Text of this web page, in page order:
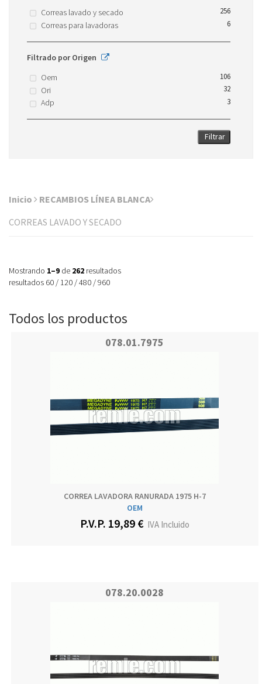
Correas lavado y secado
256
Correas para lavadoras 6
Filtrado por Origen
Oem
106
Ori 32
Adp 3
Filtrar
Inicio
RECAMBIOS LÍNEA BLANCA
CORREAS LAVADO Y SECADO
Mostrando 1–9 de 262 resultados
resultados 60 / 120 /480 /960
Todos los productos
078.01.7975
CORREA LAVADORA RANURADA 1975 H-7
OEM
P.V.P. 19,89 €IVA Incluido
078.20.0028